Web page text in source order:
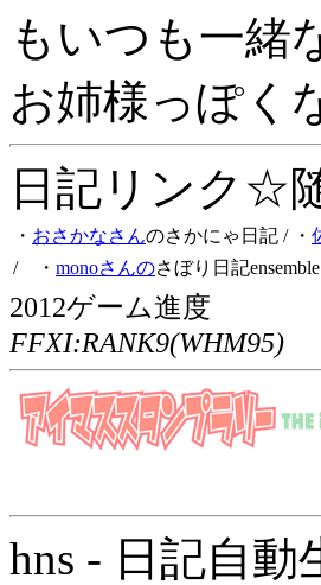
もいつも一緒
お姉様っぽく
日記リンク☆
・ おさかなさんのさかにゃ日記 / ・
/ ・ monoさんのさぼり日記ensemble
2012ゲーム進度
FFXI:RANK9(WHM95)
hns - 日記自動